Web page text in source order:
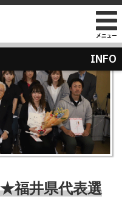
会社のこれまでとこれから
講演の依頼について
M&Aのご提案について
店舗のご案内
経営理念と使命
組織図
沿革
経営方針
過去の経営方針
取り組み
通販事業
自社PB製造販売事業
地域向け学生服販売
お知らせ
受賞歴
INFO
福井県代表選